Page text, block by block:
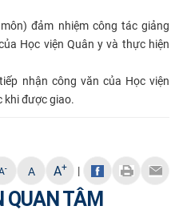
đảm nhiệm công tác giảng
Học viện Quân y và thực hiện
nhận công văn của Học viện
được giao.
- A A+ |
QUAN TÂM